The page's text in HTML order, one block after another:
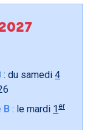
: du samedi 4
B : le mardi 1 er